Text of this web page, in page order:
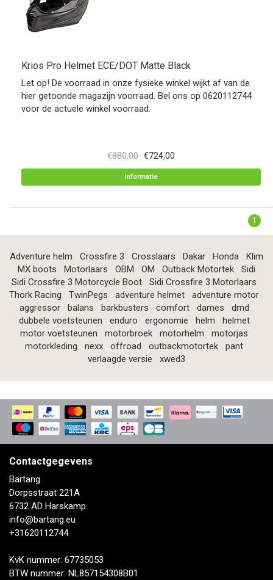
Krios Pro Helmet ECE/DOT Matte Black
Let op! De voorraad in onze fysieke winkel wijkt af van de
hier getoonde magazijn voorraad. Bel ons op 0620112744
voor de actuele winkel voorraad.
€880,00 €724,00
Informatie
1
Adventure helm Crossfire 3 Crosslaars Dakar Honda
Klim
MX boots
Motorlaars OBM OM Outback Motortek
Sidi
Sidi Crossfire 3 Motorcycle Boot
Sidi Crossfire 3 Motorlaars
Thork Racing
TwinPegs adventure helmet
adventure motor
aggressor
balans barkbusters comfort dames
dmd
dubbele voetsteunen
enduro ergonomie helm
helmet
motor voetsteunen
motorbroek motorhelm
motorjas
motorkleding
nexx offroad outbackmotortek
pant
verlaagde versie
xwed3
Contactgegevens
Bartang
Dorpsstraat 221A
6732 AD Harskamp
info@bartang.eu
+31620112744
KvK nummer: 67735053
BTW nummer: NL857154308B01